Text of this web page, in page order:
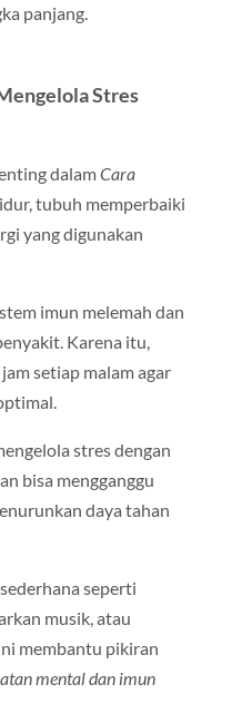
panjang.
Stres
dalamCara
tubuh memperbaiki
yang digunakan
imun melemah dan
Karena itu,
setiap malam agar
stres dengan
bisa mengganggu
daya tahan
seperti
musik, atau
membantu pikiran
mental dan imun